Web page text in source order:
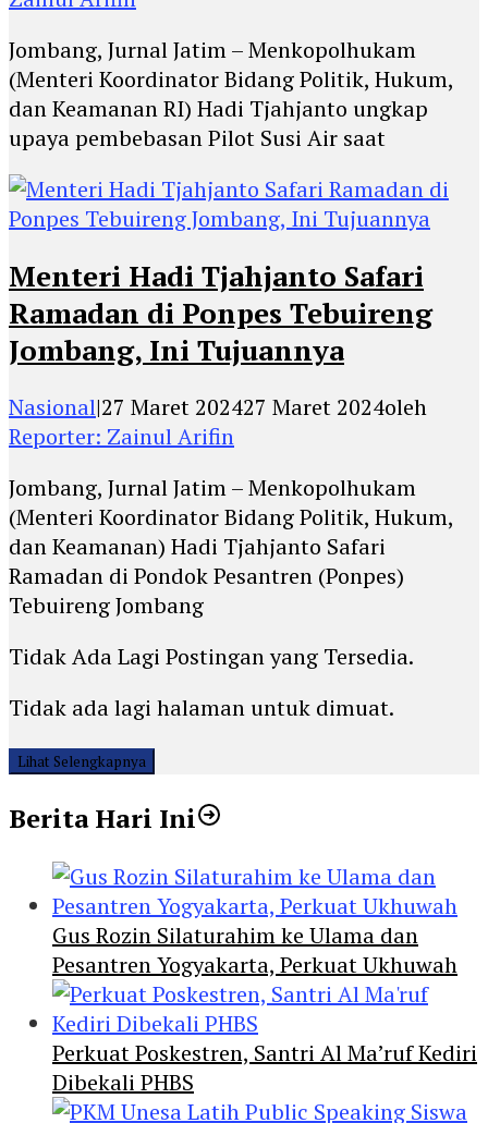
Jombang, Jurnal Jatim – Menkopolhukam
(Menteri Koordinator Bidang Politik, Hukum,
dan Keamanan RI) Hadi Tjahjanto ungkap
upaya pembebasan Pilot Susi Air saat
Menteri Hadi Tjahjanto Safari
Ramadan di Ponpes Tebuireng
Jombang, Ini Tujuannya
Nasional|27 Maret 202427 Maret 2024oleh
Reporter: Zainul Arifin
Jombang, Jurnal Jatim – Menkopolhukam
(Menteri Koordinator Bidang Politik, Hukum,
dan Keamanan) Hadi Tjahjanto Safari
Ramadan di Pondok Pesantren (Ponpes)
Tebuireng Jombang
Tidak Ada Lagi Postingan yang Tersedia.
Tidak ada lagi halaman untuk dimuat.
Lihat Selengkapnya
Berita Hari Ini
Gus Rozin Silaturahim ke Ulama dan
Pesantren Yogyakarta, Perkuat Ukhuwah
Perkuat Poskestren, Santri Al Ma’ruf Kediri
Dibekali PHBS